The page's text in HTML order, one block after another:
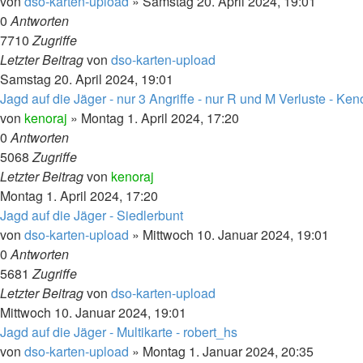
0Antworten
7710Zugriffe
Letzter Beitragvon dso-karten-upload
Samstag 20. April 2024, 19:01
Jagd auf die Jäger - nur 3 Angriffe - nur R und M Verluste -
von kenoraj » Montag 1. April 2024, 17:20
0Antworten
5068Zugriffe
Letzter Beitragvon kenoraj
Montag 1. April 2024, 17:20
Jagd auf die Jäger - Siedlerbunt
von dso-karten-upload » Mittwoch 10. Januar 2024, 19:01
0Antworten
5681Zugriffe
Letzter Beitragvon dso-karten-upload
Mittwoch 10. Januar 2024, 19:01
Jagd auf die Jäger - Multikarte - robert_hs
von dso-karten-upload » Montag 1. Januar 2024, 20:35